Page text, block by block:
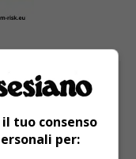
tuo consenso
per: